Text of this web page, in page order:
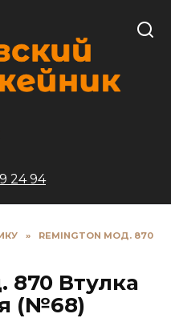
24 94
»
REMINGTON МОД. 870
870 Втулка
(№68)